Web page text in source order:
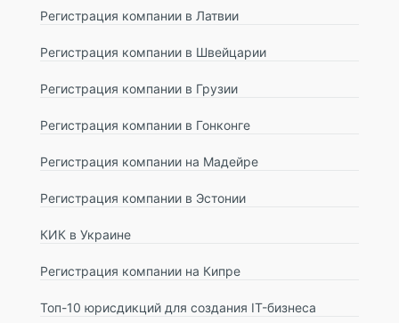
Регистрация компании в Латвии
Регистрация компании в Швейцарии
Регистрация компании в Грузии
Регистрация компании в Гонконге
Регистрация компании на Мадейре
Регистрация компании в Эстонии
КИК в Украине
Регистрация компании на Кипре
Топ-10 юрисдикций для создания IT-бизнеса